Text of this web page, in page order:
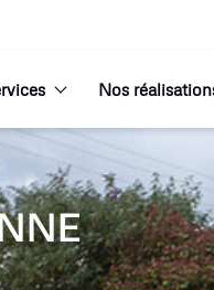
Nos